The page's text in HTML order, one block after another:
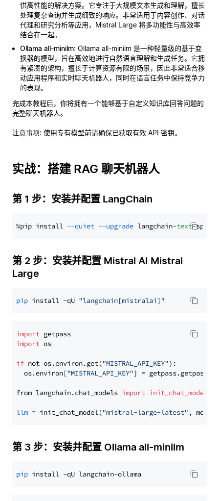
供高性能的解决方案。它专注于大规模文本生成和理解，擅长
处理复杂查询并生成细致的响应。非常适用于内容创作、对话
代理和研究分析等应用，Mistral Large 将多功能性与高效率
结合在一起。
Ollama all-minilm: Ollama all-minilm 是一种轻量级的基于变
换器的模型，旨在高效地进行自然语言理解和生成任务。它拥
有紧凑的架构，擅长于计算资源有限的场景，因此非常适合移
动应用程序和实时聊天机器人，同时在语言任务中保持竞争力
的表现。
完成本教程后，你将拥有一个能够基于自定义知识库回答问题的
完整聊天机器人。
注意事项: 使用专有模型前请确保已获取有效 API 密钥。
实战：搭建 RAG 聊天机器人
第 1 步：安装并配置 LangChain
%pip install --quiet --upgrade langchain-text
第 2 步：安装并配置 Mistral AI Mistral
Large
pip install -qU "langchain[mistralai]"
import
import os
if not os.environ.get("MISTRAL_API_KEY"):
  os.environ[
"MISTRAL_API_KEY"] = getpass.getpass(
from langchain.chat_models import init_chat_model
llm = init_chat_model("mistral-large-latest" ,
第 3 步：安装并配置 Ollama all-minilm
pip